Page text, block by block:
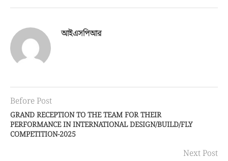
আইএসপিআর
Before Post
GRAND RECEPTION TO THE TEAM FOR THEIR
PERFORMANCE IN INTERNATIONAL DESIGN/BUILD/FLY
COMPETITION-2025
Next Post